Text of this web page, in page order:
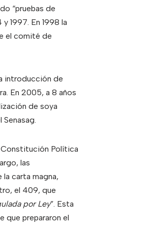
“pruebas de
1997. En 1998 la
el comité de
introducción de
En 2005, a 8 años
de soya
Constitución Política
las
carta magna,
el 409, que
por Ley”. Esta
que prepararon el